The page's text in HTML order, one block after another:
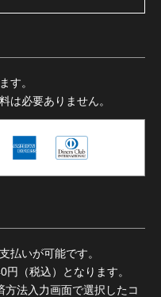
す。
は必要ありません。
払いが可能です。
（税込）となります。
方法入力画面で選択したコ